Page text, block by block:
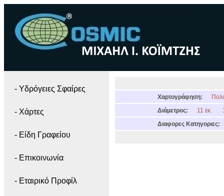
- Yδρόγειες Σφαίρες
- Χάρτες
- Είδη Γραφείου
- Επικοινωνία
- Εταιρικό Προφίλ
Χαρτογράφηση:
Διάμετρος:
11 εκ.
Διαφορες Κατηγοριες: